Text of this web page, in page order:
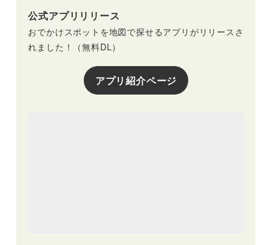
公式アプリリリース
おでかけスポットを地図で探せるアプリがリリースさ
れました！（無料DL）
アプリ紹介ページ